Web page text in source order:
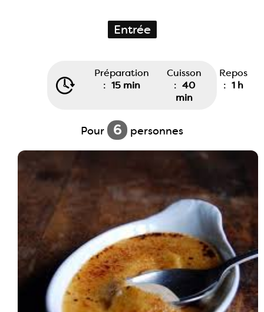
Entrée
Préparation
: 15 min
Cuisson
: 40
min
Repos
: 1 h
Pour 6 personnes